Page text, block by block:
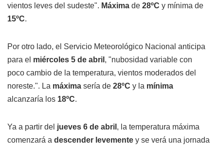
vientos leves del sudeste". Máxima de 28ºC y mínima de
15ºC.
Por otro lado, el Servicio Meteorológico Nacional anticipa
para el miércoles 5 de abril , "nubosidad variable con
poco cambio de la temperatura, vientos moderados del
noreste.". La máxima sería de 28ºC y la mínima
alcanzaría los 18ºC.
Ya a partir del jueves 6 de abril , la temperatura máxima
comenzará a descender levemente y se verá una jornada